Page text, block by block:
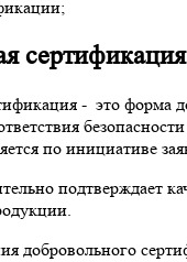
- это форма
безопасности
по инициативе
подтверждает
добровольного